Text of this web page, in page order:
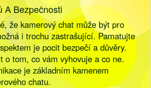
A Bezpečnosti
že kamerový chat může být pro
i trochu zastrašující. Pamatujte
je pocit bezpečí a důvěry.
o tom, co vám vyhovuje a co ne.
je základním kamenem
chatu.